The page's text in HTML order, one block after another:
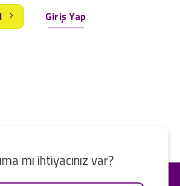
Giriş Yap
mı ihtiyacınız var?